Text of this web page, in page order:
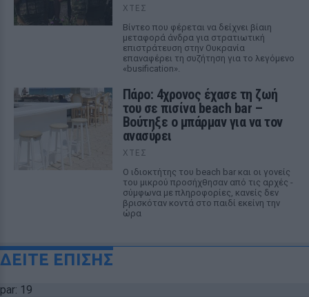
ΧΤΕΣ
Βίντεο που φέρεται να δείχνει βίαιη
μεταφορά άνδρα για στρατιωτική
επιστράτευση στην Ουκρανία
επαναφέρει τη συζήτηση για το λεγόμενο
«busification».
Πάρο: 4χρονος έχασε τη ζωή
του σε πισίνα beach bar –
Βούτηξε ο μπάρμαν για να τον
ανασύρει
ΧΤΕΣ
Ο ιδιοκτήτης του beach bar και οι γονείς
του μικρού προσήχθησαν από τις αρχές -
σύμφωνα με πληροφορίες, κανείς δεν
βρισκόταν κοντά στο παιδί εκείνη την
ώρα
ΔΕΙΤΕ ΕΠΙΣΗΣ
par: 19